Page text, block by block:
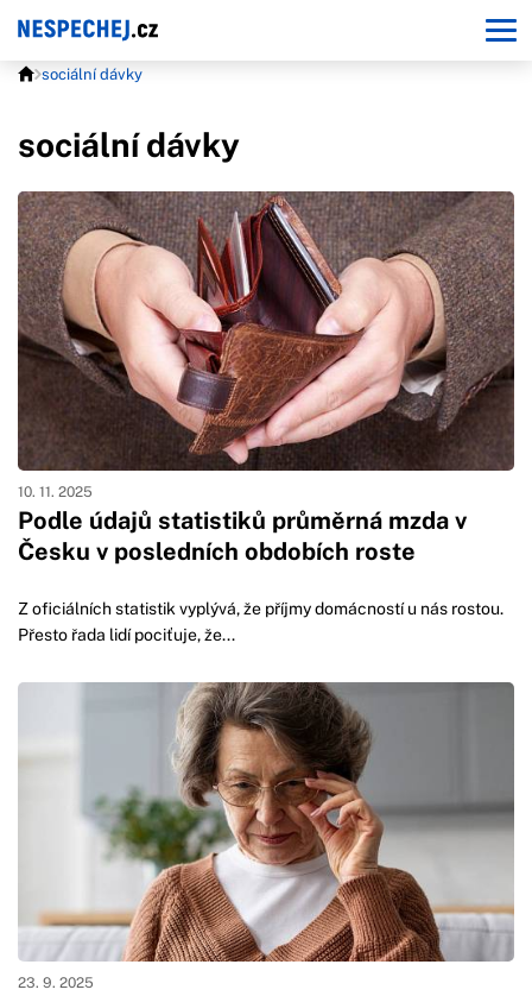
sociální dávky
sociální dávky
Podle údajů statistiků průměrná mzda v
Česku v posledních obdobích roste
10. 11. 2025
Z oficiálních statistik vyplývá, že příjmy domácností u nás rostou.
Přesto řada lidí pociťuje, že...
23. 9. 2025